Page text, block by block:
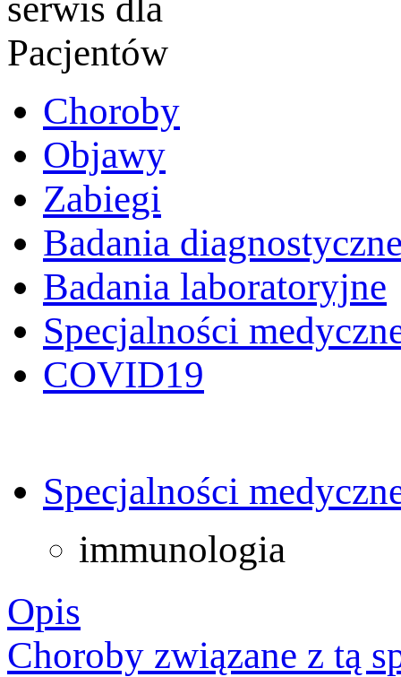
Choroby
Objawy
Zabiegi
Badania
Badania laboratoryjne
Specjalności
COVID19
Specjalności
immunologia
Opis
Choroby związane z tą